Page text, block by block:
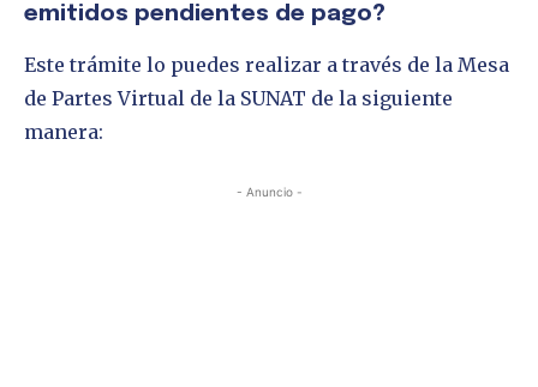
emitidos pendientes de pago?
Este trámite lo puedes realizar a través de la Mesa
de Partes Virtual de la SUNAT de la siguiente
manera:
- Anuncio -